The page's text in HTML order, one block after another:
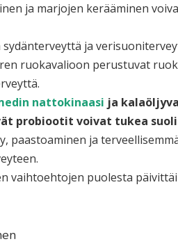
ja marjojen kerääminen
ja
ruokavalioon perustuvat
nattokinaasi ja
probiootit voivat tukea
paastoaminen ja
vaihtoehtojen puolesta